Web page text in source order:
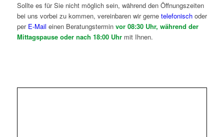
Sollte es für Sie nicht möglich sein, während den Öffnungszeiten
bei uns vorbei zu kommen, vereinbaren wir gerne telefonischoder
per E-Mail einen Beratungstermin vor 08:30 Uhr, während der
Mittagspause oder nach 18:00 Uhrmit Ihnen.